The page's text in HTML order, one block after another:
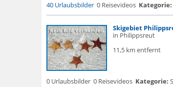
40 Urlaubsbilder 0 Reisevideos Kategorie:
Skigebiet
in Philippsreut
11,5 km entfernt
0 Urlaubsbilder 0 Reisevideos Kategorie: